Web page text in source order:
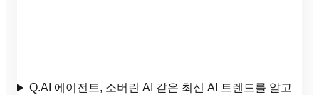
Q.AI 에이전트, 소버린 AI 같은 최신 AI 트렌드를 알고